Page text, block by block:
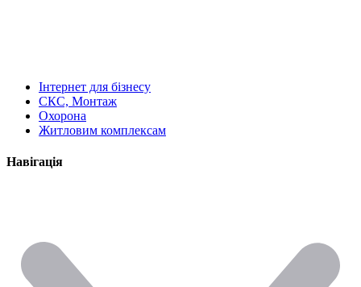
Інтернет для бізнесу
СКС, Монтаж
Охорона
Житловим комплексам
Навігація